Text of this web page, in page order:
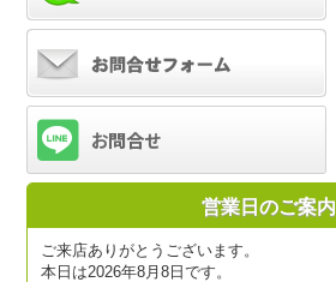
営業日のご案内
ご来店ありがとうございます。
本日は2026年8月8日です。